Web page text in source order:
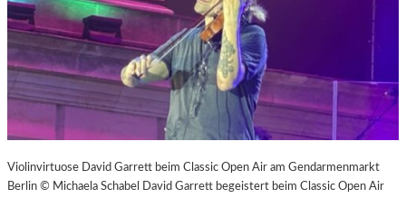
Violinvirtuose David Garrett beim Classic Open Air am Gendarmenmarkt
Berlin © Michaela Schabel David Garrett begeistert beim Classic Open Air